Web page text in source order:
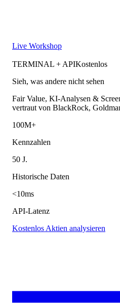
Live Workshop
TERMINAL + APIKostenlos
Sieh, was andere nicht sehen
Fair Value, KI-Analysen &
vertraut von BlackRock,
100M+
Kennzahlen
50 J.
Historische Daten
<10ms
API-Latenz
Kostenlos Aktien analysieren